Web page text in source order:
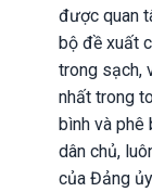
được quan
bộ đề xuất
trong sạch,
nhất trong
bình và phê
dân chủ,
của Đảng